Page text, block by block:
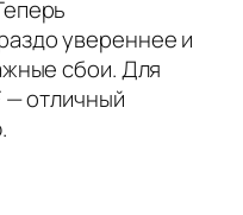
увереннее и
сбои. Для
— отличный